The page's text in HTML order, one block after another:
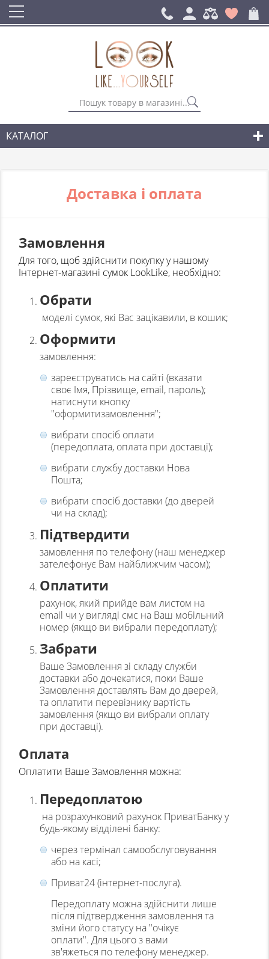
КАТАЛОГ
ДЛЯ ЧОЛОВІКІВ
Доставка і оплата
Замовлення
Для того, щоб здійснити покупку у нашому
Інтернет-магазині сумок LookLike, необхідно:
Обрати
моделі сумок, які Вас зацікавили, в кошик;
Оформити
замовлення:
зареєструватись на сайті (вказати
своє Імя, Прізвище, email, пароль);
натиснути кнопку
"оформитизамовлення";
вибрати спосіб оплати
(передоплата, оплата при доставці);
вибрати службу доставки Нова
Пошта;
вибрати спосіб доставки (до дверей
чи на склад);
Підтвердити
замовлення по телефону (наш менеджер
зателефонує Вам найближчим часом);
Оплатити
рахунок, який прийде вам листом на
email чи у вигляді смс на Ваш мобільний
номер (якщо ви вибрали передоплату);
Забрати
Ваше Замовлення зі складу служби
доставки або дочекатися, поки Ваше
Замовлення доставлять Вам до дверей,
та оплатити перевізнику вартість
замовлення (якщо ви вибрали оплату
при доставці).
Оплата
Оплатити Ваше Замовлення можна:
Передоплатою
на розрахунковий рахунок ПриватБанку у
будь-якому відділені банку:
через термінал самообслуговування
або на касі;
Приват24 (інтернет-послуга).
Передоплату можна здійснити лише
після підтвердження замовлення та
зміни його статусу на "очікує
оплати". Для цього з вами
зв'яжеться по телефону менеджер.